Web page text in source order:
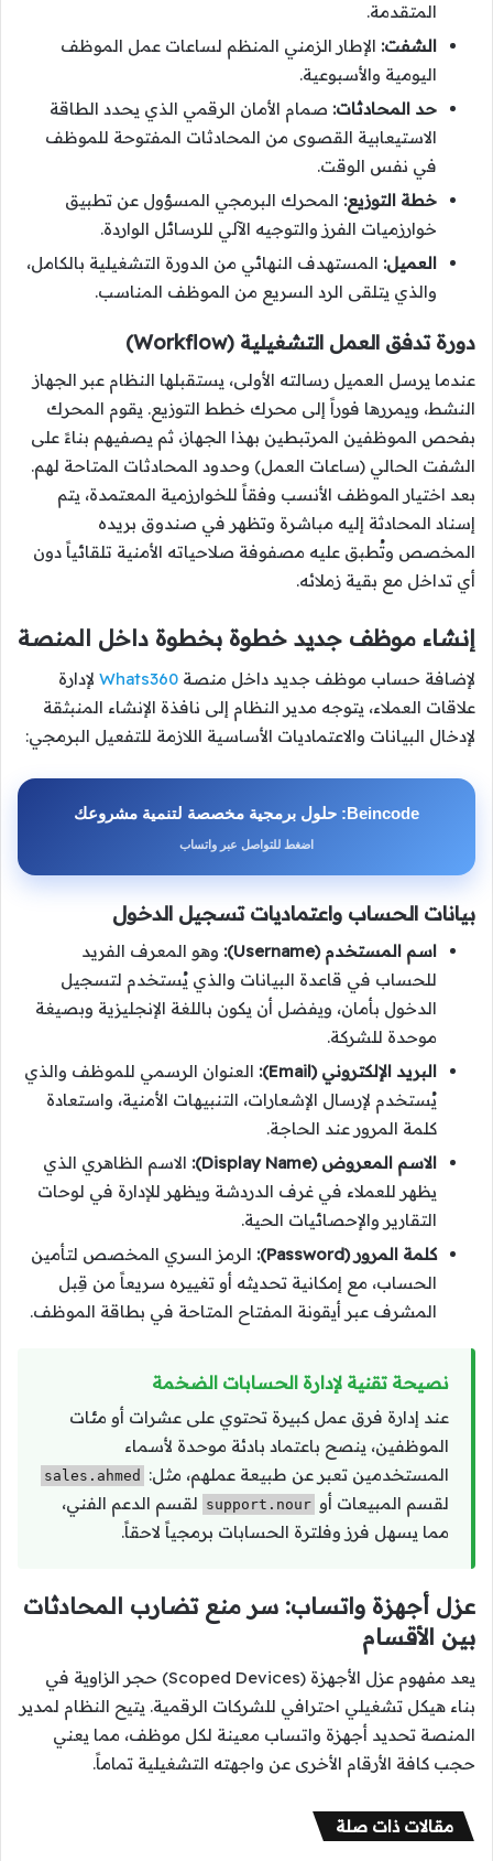
المتقدمة.
الشفت: الإطار الزمني المنظم لساعات عمل الموظف
اليومية والأسبوعية.
حد المحادثات: صمام الأمان الرقمي الذي يحدد الطاقة
الاستيعابية القصوى من المحادثات المفتوحة للموظف
في نفس الوقت.
خطة التوزيع: المحرك البرمجي المسؤول عن تطبيق
خوارزميات الفرز والتوجيه الآلي للرسائل الواردة.
العميل: المستهدف النهائي من الدورة التشغيلية بالكامل،
والذي يتلقى الرد السريع من الموظف المناسب.
دورة تدفق العمل التشغيلية (Workflow)
عندما يرسل العميل رسالته الأولى، يستقبلها النظام عبر الجهاز
النشط، ويمررها فوراً إلى محرك خطط التوزيع. يقوم المحرك
بفحص الموظفين المرتبطين بهذا الجهاز، ثم يصفيهم بناءً على
الشفت الحالي (ساعات العمل) وحدود المحادثات المتاحة لهم.
بعد اختيار الموظف الأنسب وفقاً للخوارزمية المعتمدة، يتم
إسناد المحادثة إليه مباشرة وتظهر في صندوق بريده
المخصص وتُطبق عليه مصفوفة صلاحياته الأمنية تلقائياً دون
أي تداخل مع بقية زملائه.
إنشاء موظف جديد خطوة بخطوة داخل المنصة
لإضافة حساب موظف جديد داخل منصة Whats360 لإدارة
علاقات العملاء، يتوجه مدير النظام إلى نافذة الإنشاء المنبثقة
لإدخال البيانات والاعتماديات الأساسية اللازمة للتفعيل البرمجي:
Beincode: حلول برمجية مخصصة لتنمية مشروعك
اضغط للتواصل عبر واتساب
بيانات الحساب واعتماديات تسجيل الدخول
اسم المستخدم (Username):
وهو المعرف الفريد
للحساب في قاعدة البيانات والذي يُستخدم لتسجيل
الدخول بأمان، ويفضل أن يكون باللغة الإنجليزية وبصيغة
موحدة للشركة.
البريد الإلكتروني (Email):
العنوان الرسمي للموظف والذي
يُستخدم لإرسال الإشعارات، التنبيهات الأمنية، واستعادة
كلمة المرور عند الحاجة.
الاسم المعروض (Display Name):
الاسم الظاهري الذي
يظهر للعملاء في غرف الدردشة ويظهر للإدارة في لوحات
التقارير والإحصائيات الحية.
كلمة المرور (Password):
الرمز السري المخصص لتأمين
الحساب، مع إمكانية تحديثه أو تغييره سريعاً من قِبل
المشرف عبر أيقونة المفتاح المتاحة في بطاقة الموظف.
نصيحة تقنية لإدارة الحسابات الضخمة
عند إدارة فرق عمل كبيرة تحتوي على عشرات أو مئات
الموظفين، ينصح باعتماد بادئة موحدة لأسماء
المستخدمين تعبر عن طبيعة عملهم، مثل:
sales.ahmed
لقسم المبيعات أو support.nour لقسم الدعم الفني،
مما يسهل فرز وفلترة الحسابات برمجياً لاحقاً.
عزل أجهزة واتساب: سر منع تضارب المحادثات
بين الأقسام
يعد مفهوم عزل الأجهزة (Scoped Devices) حجر الزاوية في
بناء هيكل تشغيلي احترافي للشركات الرقمية. يتيح النظام لمدير
المنصة تحديد أجهزة واتساب معينة لكل موظف، مما يعني
حجب كافة الأرقام الأخرى عن واجهته التشغيلية تماماً.
مقالات ذات صلة